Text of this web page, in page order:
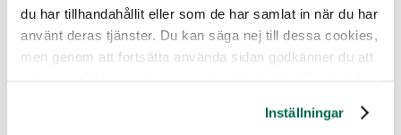
du har tillhandahållit eller som de har samlat in när du har
använt deras tjänster. Du kan säga nej till dessa cookies,
men genom att fortsätta använda sidan godkänner du att
Inställningar